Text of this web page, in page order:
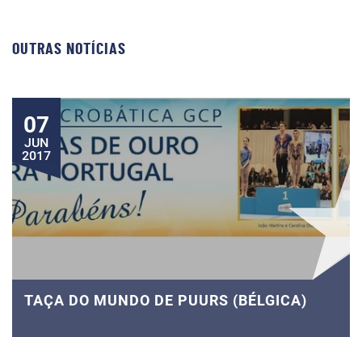
OUTRAS NOTÍCIAS
07
JUN
2017
TAÇA DO MUNDO DE PUURS (BÉLGICA)